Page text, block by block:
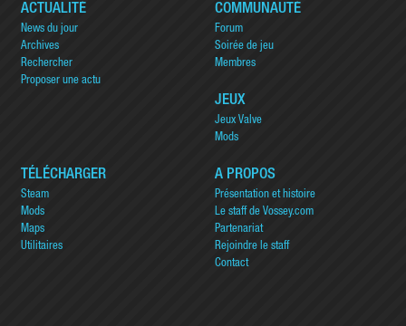
ACTUALITÉ
News du jour
Archives
Rechercher
Proposer une actu
COMMUNAUTÉ
Forum
Soirée de jeu
Membres
JEUX
Jeux Valve
Mods
TÉLÉCHARGER
Steam
Mods
Maps
Utilitaires
A PROPOS
Présentation et histoire
Le staff de Vossey.com
Partenariat
Rejoindre le staff
Contact